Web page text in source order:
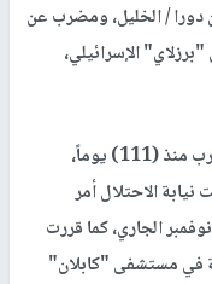
الفسفوس (32 عامًا)، من دورا / الخليل، ومضرب عن
"برزلاي" الإسرائيلي،
- مقداد القواسمة (24 عامًا) من الخليل، مضرب منذ (111) يوماً،
الاحتلال أمر
4 تشرين ثاني/نوفمبر الجاري، كما قررت
في مستشفى "كابلان"